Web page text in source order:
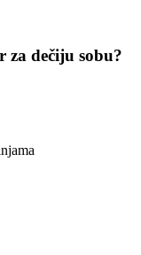
za dečiju sobu?